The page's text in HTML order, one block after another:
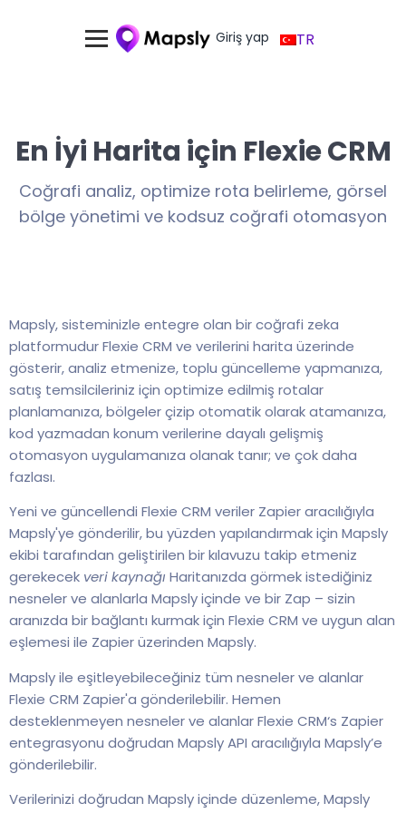
Giriş yap TR
En İyi Harita için Flexie CRM
Coğrafi analiz, optimize rota belirleme, görsel
bölge yönetimi ve kodsuz coğrafi otomasyon
Mapsly, sisteminizle entegre olan bir coğrafi zeka
platformudur Flexie CRM ve verilerini harita üzerinde
gösterir, analiz etmenize, toplu güncelleme yapmanıza,
satış temsilcileriniz için optimize edilmiş rotalar
planlamanıza, bölgeler çizip otomatik olarak atamanıza,
kod yazmadan konum verilerine dayalı gelişmiş
otomasyon uygulamanıza olanak tanır; ve çok daha
fazlası.
Yeni ve güncellendi Flexie CRM veriler Zapier aracılığıyla
Mapsly'ye gönderilir, bu yüzden yapılandırmak için Mapsly
ekibi tarafından geliştirilen bir kılavuzu takip etmeniz
gerekecek veri kaynağı Haritanızda görmek istediğiniz
nesneler ve alanlarla Mapsly içinde ve bir Zap – sizin
aranızda bir bağlantı kurmak için Flexie CRM ve uygun alan
eşlemesi ile Zapier üzerinden Mapsly.
Mapsly ile eşitleyebileceğiniz tüm nesneler ve alanlar
Flexie CRM Zapier'a gönderilebilir. Hemen
desteklenmeyen nesneler ve alanlar Flexie CRM‘s Zapier
entegrasyonu doğrudan Mapsly API aracılığıyla Mapsly’e
gönderilebilir.
Verilerinizi doğrudan Mapsly içinde düzenleme, Mapsly